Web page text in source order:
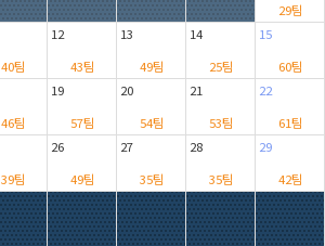
29팀
40팀
12
43팀
13
49팀
14
25팀
15
60팀
46팀
19
57팀
20
54팀
21
53팀
22
61팀
39팀
26
49팀
27
35팀
28
35팀
29
42팀